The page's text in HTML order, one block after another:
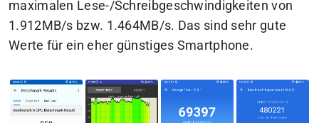
maximalen Lese-/Schreibgeschwindigkeiten von
1.912MB/s bzw. 1.464MB/s. Das sind sehr gute
Werte für ein eher günstiges Smartphone.